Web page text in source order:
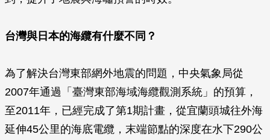
台灣與日本的海纜有什麼不同？
為了解決台灣東部網外地震的問題，中央氣象局從
2007年通過「臺灣東部海域海纜觀測系統」的預算，
至2011年，已經完成了第1期計畫，從宜蘭頭城往外海
延伸45公里的海底電纜，末端節點的深度在水下290公